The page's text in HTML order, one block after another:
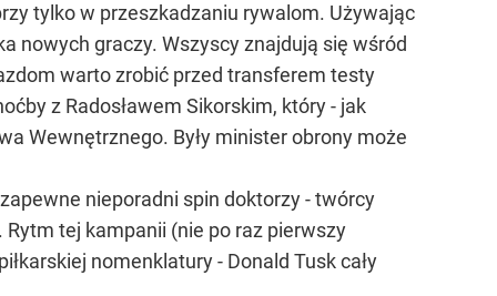
tylko w przeszkadzaniu rywalom. Używając
nowych graczy. Wszyscy znajdują się wśród
warto zrobić przed transferem testy
z Radosławem Sikorskim, który - jak
Wewnętrznego. Były minister obrony może
nieporadni spin doktorzy - twórcy
Rytm tej kampanii (nie po raz pierwszy
nomenklatury - Donald Tusk cały